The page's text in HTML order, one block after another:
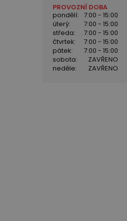
PROVOZNÍ DOBA
pondělí:
7:00 - 15:00
úterý:
7:00 - 15:00
středa:
7:00 - 15:00
čtvrtek:
7:00 - 15:00
pátek:
7:00 - 15:00
sobota:
ZAVŘENO
neděle:
ZAVŘENO